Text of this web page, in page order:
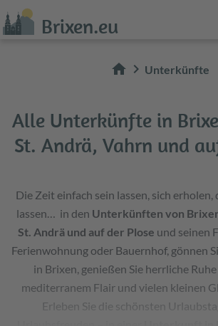
Brixen.eu
home chevron_right Unterkünfte
Alle Unterkünfte in
St. Andrä, Vahrn und
Die Zeit einfach sein lassen, sich erholen,
lassen… in den Unterkünften von
St. Andrä und auf der Plose und seinen
Ferienwohnung oder Bauernhof, gönnen
in Brixen, genießen Sie herrliche
mediterranem Flair und vielen kleinen
Erleben Sie die schönsten